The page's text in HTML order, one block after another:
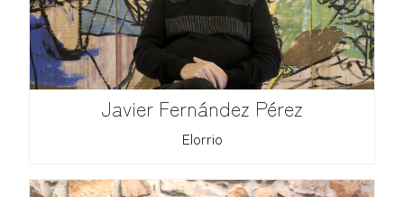
Javier Fernández Pérez
Elorrio